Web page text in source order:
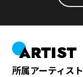
ARTIST
所属アーティスト